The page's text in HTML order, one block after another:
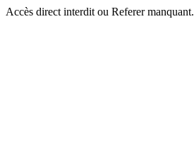
Accès direct interdit ou Referer manquant.